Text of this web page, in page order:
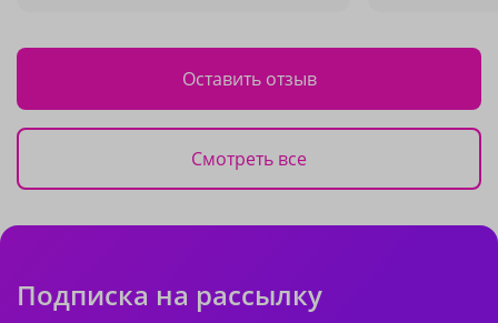
Оставить отзыв
Смотреть все
Подписка на рассылку